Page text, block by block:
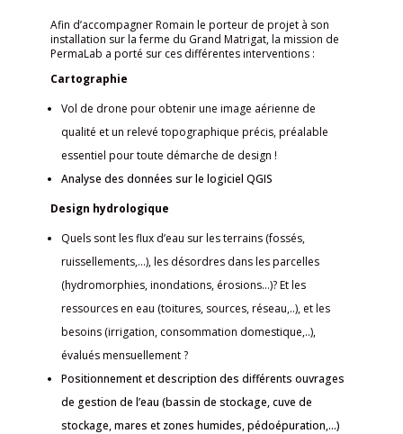
Afin d’accompagner Romain le porteur de projet à son
installation sur la ferme du Grand Matrigat, la mission de
PermaLab a porté sur ces différentes interventions :
Cartographie
Vol de drone pour obtenir une image aérienne de
qualité et un relevé topographique précis, préalable
essentiel pour toute démarche de design !
Analyse des données sur le logiciel QGIS
Design hydrologique
Quels sont les flux d’eau sur les terrains (fossés,
ruissellements,…), les désordres dans les parcelles
(hydromorphies, inondations, érosions…)? Et les
ressources en eau (toitures, sources, réseau,..), et les
besoins (irrigation, consommation domestique,..),
évalués mensuellement ?
Positionnement et description des différents ouvrages
de gestion de l’eau (bassin de stockage, cuve de
stockage, mares et zones humides, pédoépuration,…)